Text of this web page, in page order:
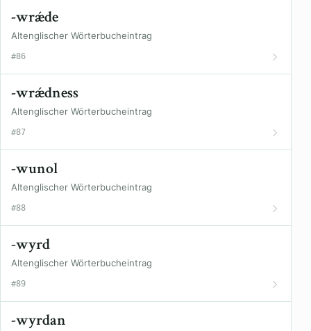
-wrǽde
Altenglischer Wörterbucheintrag
#86
-wrǽdness
Altenglischer Wörterbucheintrag
#87
-wunol
Altenglischer Wörterbucheintrag
#88
-wyrd
Altenglischer Wörterbucheintrag
#89
-wyrdan